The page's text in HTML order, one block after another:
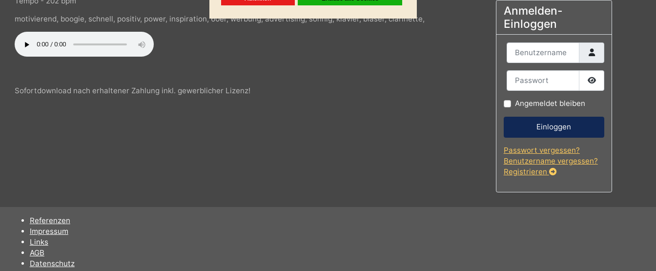
Tempo - 202 bpm
motivierend, boogie, schnell, positiv, power, inspiration, 60er, werbung, advertising, sonnig, klavier, bläser, clarinette,
Anmelden-
Einloggen
Benutzername
Passwort
Angemeldet bleiben
Einloggen
Passwort vergessen?
Benutzername vergessen?
Referenzen
Impressum